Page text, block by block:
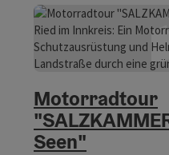
Motorradtour
Seen"